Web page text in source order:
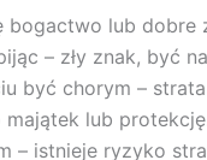
bogactwo lub dobre
– zły znak, być
być chorym –
lub
– istnieje ryzyko